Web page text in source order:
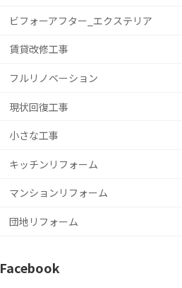
ビフォーアフター_エクステリア
賃貸改修工事
フルリノベーション
現状回復工事
小さな工事
キッチンリフォーム
マンションリフォーム
団地リフォーム
Facebook